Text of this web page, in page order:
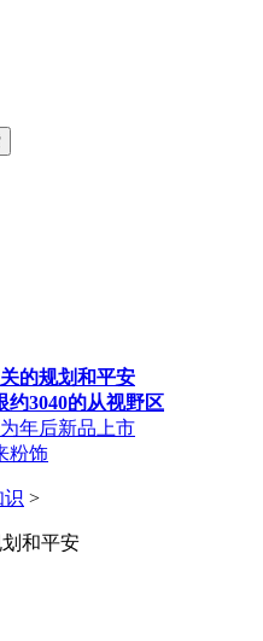
的规划和平安
约3040的从视野区
年后新品上市
粉饰
识 >
和平安